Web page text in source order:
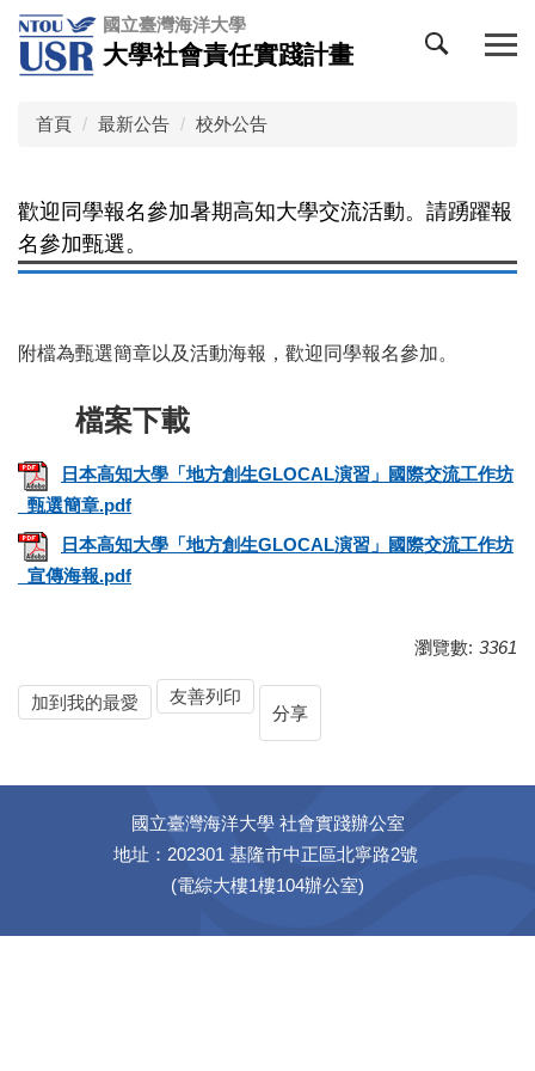
跳
到
主
國立臺灣海洋大學
大學社會責任實踐計畫
首頁 最新公告 校外公告
歡迎同學報名參加暑期高知大學交流活動。請踴躍報
名參加甄選。
附檔為甄選簡章以及活動海報，歡迎同學報名參加。
日本高知大學「地方創生GLOCAL演習」國際交流工作坊
_甄選簡章.pdf
日本高知大學「地方創生GLOCAL演習」國際交流工作坊
_宣傳海報.pdf
瀏覽數: 3361
加到我的最愛
友善列印
分享
國立臺灣海洋大學 社會實踐辦公室
地址：202301 基隆市中正區北寧路2號
(電綜大樓1樓104辦公室)